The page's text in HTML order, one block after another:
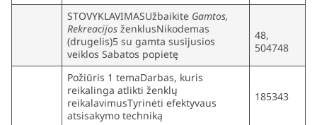
STOVYKLAVIMASUžbaikite Gamtos,
Rekreacijos ženklusNikodemas
(drugelis)5 su gamta susijusios
veiklos Sabatos popietę
48,
504748
Požiūris 1 temaDarbas, kuris
reikalinga atlikti ženklų
reikalavimusTyrinėti efektyvaus
atsisakymo techniką
185343